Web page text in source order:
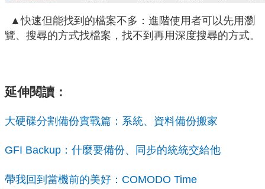
▲快速但能找到的檔案不多：進階使用者可以先用瀏
覽、搜尋的方式找檔案，找不到再用深度搜尋的方式。
延伸閱讀：
大硬碟分割備份實戰篇：系統、資料備份搬家
GFI Backup：什麼要備份、同步的統統交給他
帶我回到當機前的美好：COMODO Time